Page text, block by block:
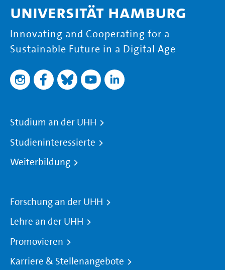
Universität Hamburg
Innovating and Cooperating for a
Sustainable Future in a Digital Age
Studium an der UHH
Studieninteressierte
Weiterbildung
Forschung an der UHH
Lehre an der UHH
Promovieren
Karriere & Stellenangebote